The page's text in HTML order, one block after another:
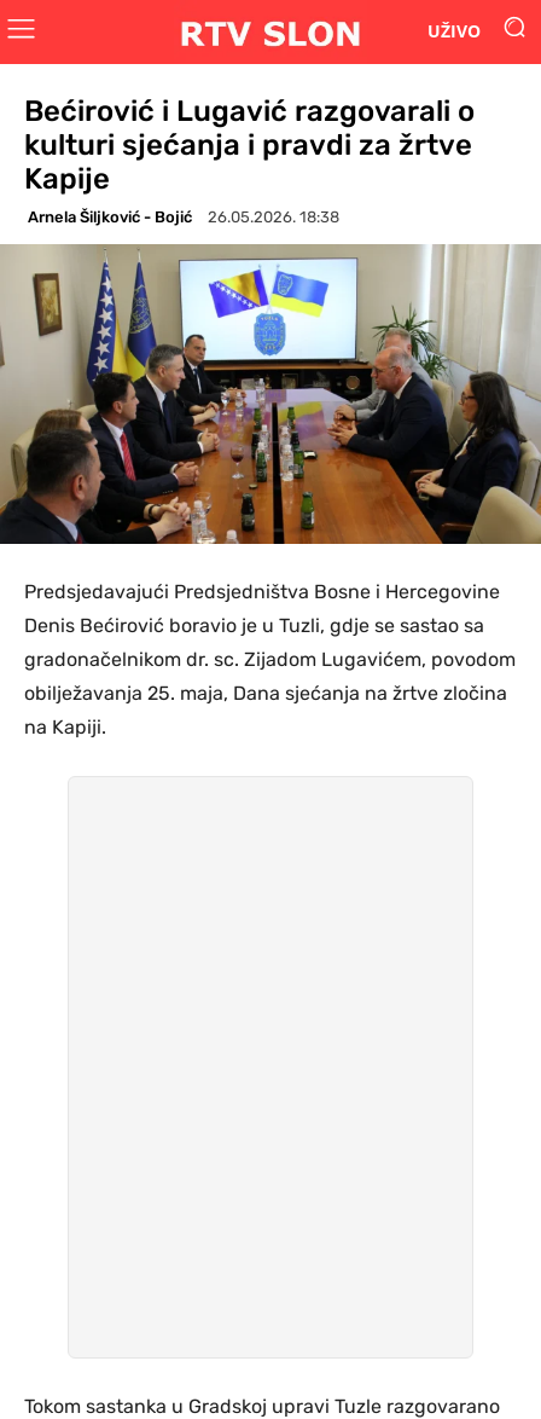
UŽIVO
Bećirović i Lugavić razgovarali o
kulturi sjećanja i pravdi za žrtve
Kapije
Arnela Šiljković - Bojić 26.05.2026. 18:38
Predsjedavajući Predsjedništva Bosne i Hercegovine
Denis Bećirović boravio je u Tuzli, gdje se sastao sa
gradonačelnikom dr. sc. Zijadom Lugavićem, povodom
obilježavanja 25. maja, Dana sjećanja na žrtve zločina
na Kapiji.
Tokom sastanka u Gradskoj upravi Tuzle razgovarano